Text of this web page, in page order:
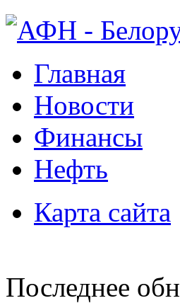
Главная
Новости
Финансы
Нефть
Карта сайта
Последнее